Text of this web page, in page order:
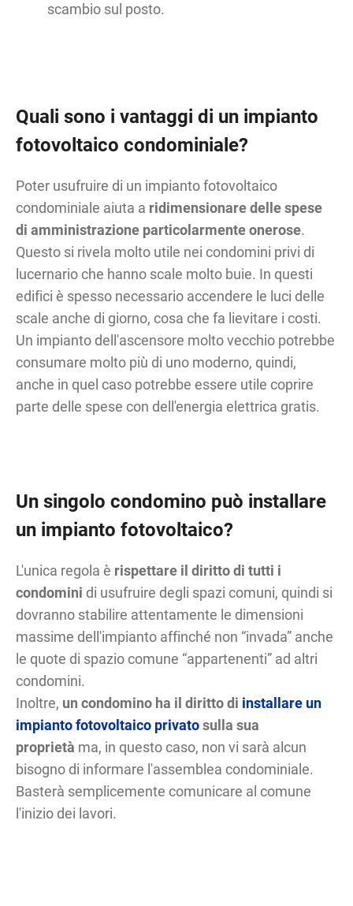
scambio sul posto.
Quali sono i vantaggi di un impianto
fotovoltaico condominiale?
Poter usufruire di un impianto fotovoltaico
condominiale aiuta a ridimensionare delle spese
di amministrazione particolarmente onerose.
Questo si rivela molto utile nei condomini privi di
lucernario che hanno scale molto buie. In questi
edifici è spesso necessario accendere le luci delle
scale anche di giorno, cosa che fa lievitare i costi.
Un impianto dell'ascensore molto vecchio potrebbe
consumare molto più di uno moderno, quindi,
anche in quel caso potrebbe essere utile coprire
parte delle spese con dell'energia elettrica gratis.
Un singolo condomino può installare
un impianto fotovoltaico?
L'unica regola è rispettare il diritto di tutti i
condomini di usufruire degli spazi comuni, quindi si
dovranno stabilire attentamente le dimensioni
massime dell'impianto affinché non “invada” anche
le quote di spazio comune “appartenenti” ad altri
condomini.
Inoltre, un condomino ha il diritto di installare un
impianto fotovoltaico privatosulla sua
proprietà ma, in questo caso, non vi sarà alcun
bisogno di informare l'assemblea condominiale.
Basterà semplicemente comunicare al comune
l'inizio dei lavori.